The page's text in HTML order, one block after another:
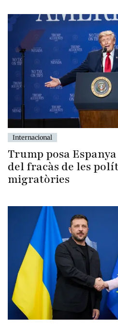
Internacional
Trump posa
del fracàs de les
migratòries